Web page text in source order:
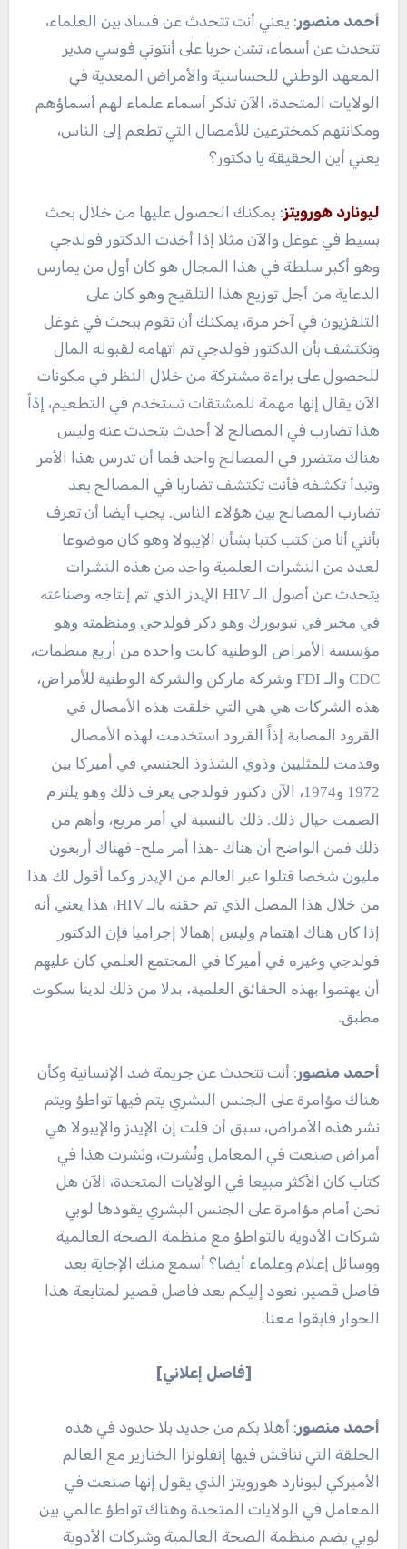
أحمد منصور: يعني أنت تتحدث عن فساد بين العلماء،
تتحدث عن أسماء، تشن حربا على أنتوني فوسي مدير
المعهد الوطني للحساسية والأمراض المعدية في
الولايات المتحدة، الآن تذكر أسماء علماء لهم أسماؤهم
ومكانتهم كمخترعين للأمصال التي تطعم إلى الناس،
يعني أين الحقيقة يا دكتور؟
ليونارد هورويتز: يمكنك الحصول عليها من خلال بحث
بسيط في غوغل والآن مثلا إذا أخذت الدكتور فولدجي
وهو أكبر سلطة في هذا المجال هو كان أول من يمارس
الدعاية من أجل توزيع هذا التلقيح وهو كان على
التلفزيون في آخر مرة، يمكنك أن تقوم ببحث في غوغل
وتكتشف بأن الدكتور فولدجي تم اتهامه لقبوله المال
للحصول على براءة مشتركة من خلال النظر في مكونات
الآن يقال إنها مهمة للمشتقات تستخدم في التطعيم، إذاً
هذا تضارب في المصالح لا أحدث يتحدث عنه وليس
هناك متضرر في المصالح واحد فما أن تدرس هذا الأمر
وتبدأ تكشفه فأنت تكتشف تضاربا في المصالح بعد
تضارب المصالح بين هؤلاء الناس. يجب أيضا أن تعرف
بأنني أنا من كتب كتبا بشأن الإيبولا وهو كان موضوعا
لعدد من النشرات العلمية واحد من هذه النشرات
يتحدث عن أصول الـ
HIV الإيدز الذي تم إنتاجه وصناعته
في مخبر في نيويورك وهو ذكر فولدجي ومنظمته وهو
مؤسسة الأمراض الوطنية كانت واحدة من أربع منظمات،
CDC والـ FDI وشركة ماركن والشركة الوطنية للأمراض،
هذه الشركات هي هي التي خلقت هذه الأمصال في
القرود المصابة إذاً القرود استخدمت لهذه الأمصال
وقدمت للمثليين وذوي الشذوذ الجنسي في أميركا بين
1972 و1974، الآن دكتور فولدجي يعرف ذلك وهو يلتزم
الصمت حيال ذلك. ذلك بالنسبة لي أمر مريع، وأهم من
ذلك فمن الواضح أن هناك -هذا أمر ملح- فهناك أربعون
مليون شخصا قتلوا عبر العالم من الإيدز وكما أقول لك هذا
من خلال هذا المصل الذي تم حقنه بالـ HIV، هذا يعني أنه
إذا كان هناك اهتمام وليس إهمالا إجراميا فإن الدكتور
فولدجي وغيره في أميركا في المجتمع العلمي كان عليهم
أن يهتموا بهذه الحقائق العلمية، بدلا من ذلك لدينا سكوت
مطبق.
أحمد منصور: أنت تتحدث عن جريمة ضد الإنسانية وكأن
هناك مؤامرة على الجنس البشري يتم فيها تواطؤ ويتم
نشر هذه الأمراض، سبق أن قلت إن الإيدز والإيبولا هي
أمراض صنعت في المعامل ونُشرت، ونَشرت هذا في
كتاب كان الأكثر مبيعا في الولايات المتحدة، الآن هل
نحن أمام مؤامرة على الجنس البشري يقودها لوبي
شركات الأدوية بالتواطؤ مع منظمة الصحة العالمية
ووسائل إعلام وعلماء أيضا؟ أسمع منك الإجابة بعد
فاصل قصير، نعود إليكم بعد فاصل قصير لمتابعة هذا
الحوار فابقوا معنا.
[فاصل إعلاني]
أحمد منصور: أهلا بكم من جديد بلا حدود في هذه
الحلقة التي نناقش فيها إنفلونزا الخنازير مع العالم
الأميركي ليونارد هورويتز الذي يقول إنها صنعت في
المعامل في الولايات المتحدة وهناك تواطؤ عالمي بين
لوبي يضم منظمة الصحة العالمية وشركات الأدوية